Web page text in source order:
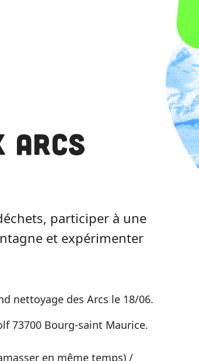
Arcs
participer à une
et expérimenter
nettoyage des Arcs le 18/06.
73700 Bourg-saint Maurice.
en même temps) /